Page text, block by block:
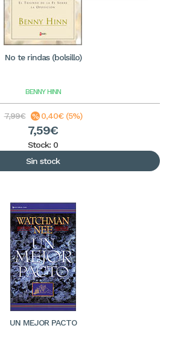
No te rindas (bolsillo)
BENNY HINN
7,99€ 0,40€ (5%)
7,59€
Stock: 0
Sin stock
UN MEJOR PACTO